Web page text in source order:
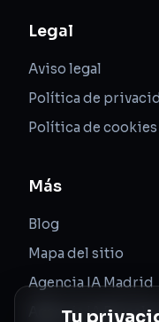
Legal
Aviso legal
Política de
Política de cookies
Más
Blog
Mapa del sitio
Agencia IA Madrid
Agencia IA
Tu